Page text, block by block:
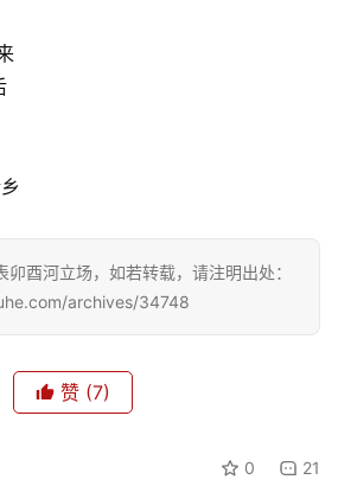
酉河立场，如若转载，请注明出处：
archives/34748
赞 (7)
0 21